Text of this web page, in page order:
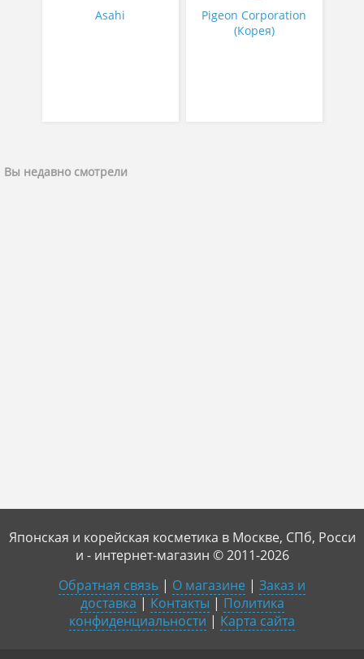
Asahi
Pigeon Corporation
(Корея)
Вы недавно смотрели
Японская и корейская косметика в Москве, СПб, Росси
и - интернет-магазин © 2011-2026
Обратная связь | О магазине | Заказ и
доставка | Контакты | Политика
конфиденциальности | Карта сайта